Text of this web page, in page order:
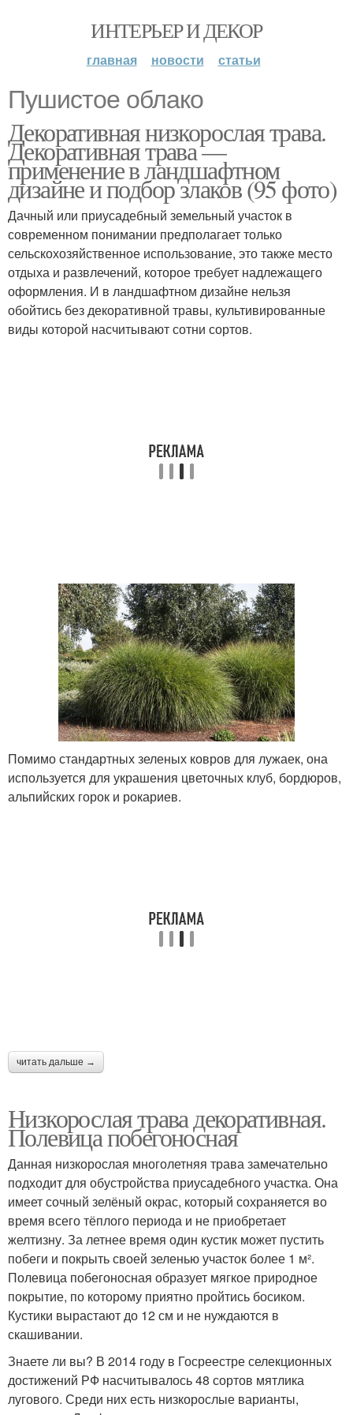
ИНТЕРЬЕР И ДЕКОР
главная новости статьи
Пушистое облако
Декоративная низкорослая трава.
Декоративная трава —
применение в ландшафтном
дизайне и подбор злаков (95 фото)
Дачный или приусадебный земельный участок в
современном понимании предполагает только
сельскохозяйственное использование, это также место
отдыха и развлечений, которое требует надлежащего
оформления. И в ландшафтном дизайне нельзя
обойтись без декоративной травы, культивированные
виды которой насчитывают сотни сортов.
Помимо стандартных зеленых ковров для лужаек, она
используется для украшения цветочных клуб, бордюров,
альпийских горок и рокариев.
читать дальше →
Низкорослая трава декоративная.
Полевица побегоносная
Данная низкорослая многолетняя трава замечательно
подходит для обустройства приусадебного участка. Она
имеет сочный зелёный окрас, который сохраняется во
время всего тёплого периода и не приобретает
желтизну. За летнее время один кустик может пустить
побеги и покрыть своей зеленью участок более 1 м².
Полевица побегоносная образует мягкое природное
покрытие, по которому приятно пройтись босиком.
Кустики вырастают до 12 см и не нуждаются в
скашивании.
Знаете ли вы? В 2014 году в Госреестре селекционных
достижений РФ насчитывалось 48 сортов мятлика
лугового. Среди них есть низкорослые варианты,